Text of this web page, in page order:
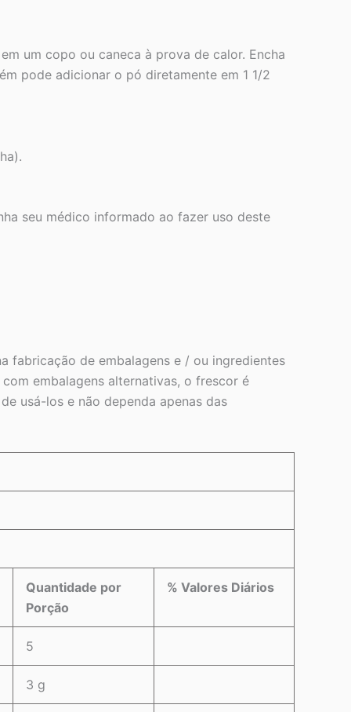
um copo ou caneca à prova de calor. Encha
pode adicionar o pó diretamente em 1 1/2
seu médico informado ao fazer uso deste
fabricação de embalagens e / ou ingredientes
embalagens alternativas, o frescor é
usá-los e não dependa apenas das
Quantidade por
Porção
% Valores Diários
5
3 g